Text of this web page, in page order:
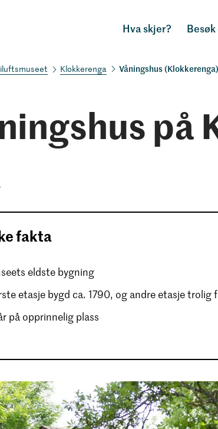
Hva skjer? Besøk
Klokkerenga Våningshus (Klokkerenga)
på
fakta
eldste bygning
etasje bygd ca. 1790, og andre etasje trolig
på opprinnelig plass